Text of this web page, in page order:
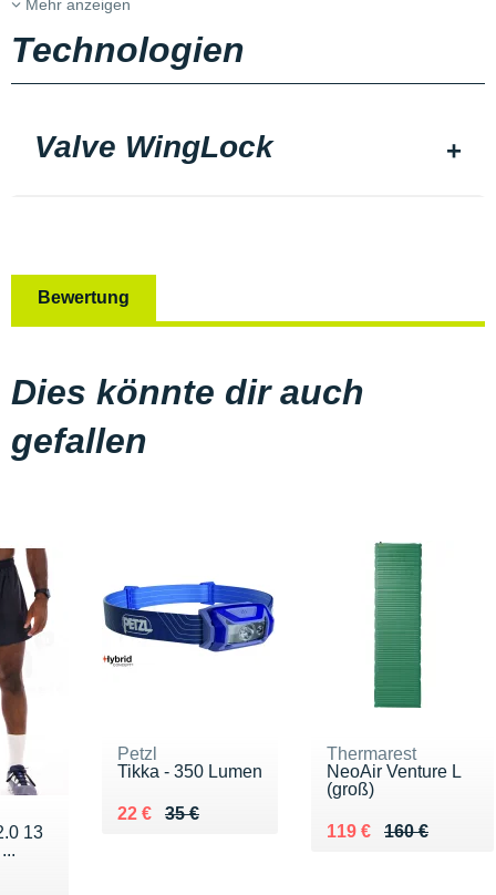
Mehr anzeigen
Technologien
Valve WingLock
Bewertung
Dies könnte dir auch
gefallen
13
Petzl
Tikka - 350 Lumen
35 €
Au lieu de 35 €
22 €
Vendu 22 €
Thermarest
NeoAir Venture L
(groß)
160 €
Au lieu de 160 €
119 €
Vendu 119 €